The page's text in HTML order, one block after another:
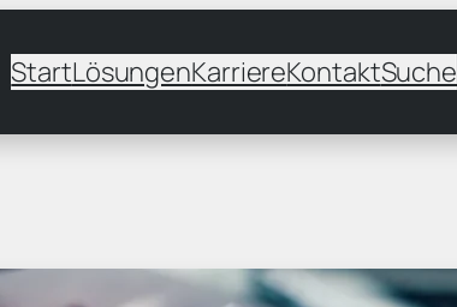
StartLösungenKarriereKontaktSuche